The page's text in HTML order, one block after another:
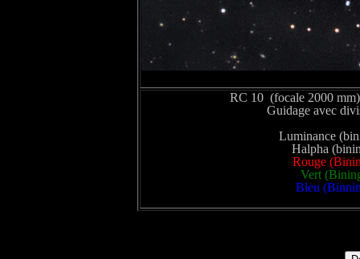
RC 10 (focale 2000
Guidage avec
Luminance
Halpha
Rouge
Vert
Bleu